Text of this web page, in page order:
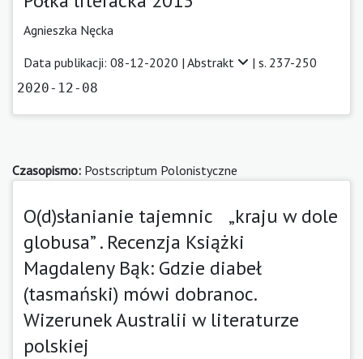
Agnieszka Nęcka
Data publikacji: 08-12-2020 | Abstrakt | s. 237-250
2020-12-08
Czasopismo: Postscriptum Polonistyczne
O(d)słanianie tajemnic „kraju w dole
globusa” . Recenzja Książki
Magdaleny Bąk: Gdzie diabeł
(tasmański) mówi dobranoc.
Wizerunek Australii w literaturze
polskiej